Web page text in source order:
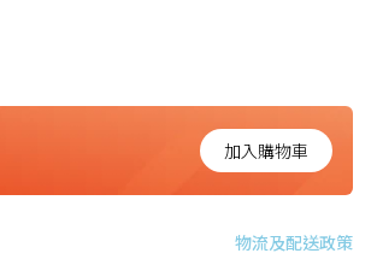
加入購物車
物流及配送政策